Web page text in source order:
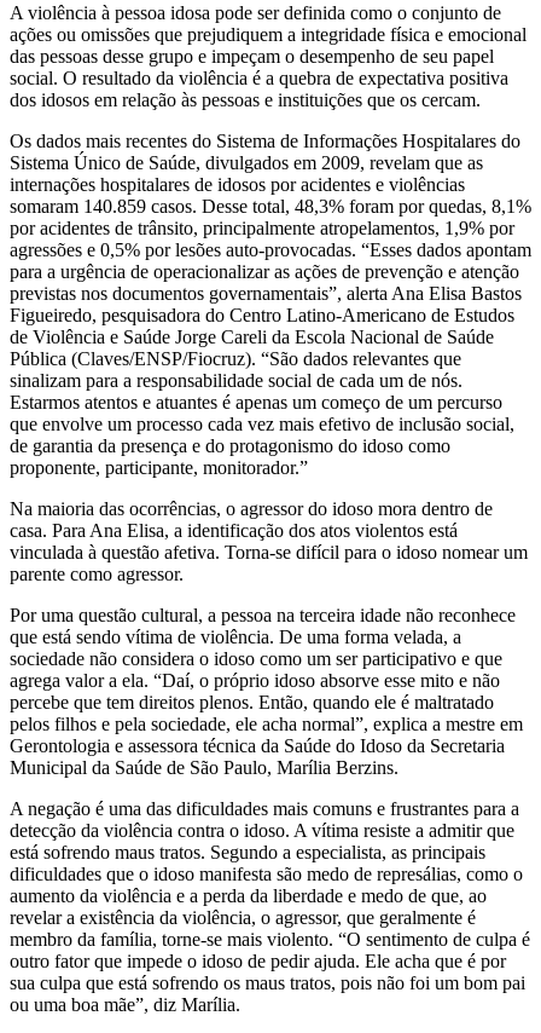
A violência à pessoa idosa pode ser definida como o conjunto de
ações ou omissões que prejudiquem a integridade física e emocional
das pessoas desse grupo e impeçam o desempenho de seu papel
social. O resultado da violência é a quebra de expectativa positiva
dos idosos em relação às pessoas e instituições que os cercam.
Os dados mais recentes do Sistema de Informações Hospitalares do
Sistema Único de Saúde, divulgados em 2009, revelam que as
internações hospitalares de idosos por acidentes e violências
somaram 140.859 casos. Desse total, 48,3% foram por quedas, 8,1%
por acidentes de trânsito, principalmente atropelamentos, 1,9% por
agressões e 0,5% por lesões auto-provocadas. “Esses dados apontam
para a urgência de operacionalizar as ações de prevenção e atenção
previstas nos documentos governamentais”, alerta Ana Elisa Bastos
Figueiredo, pesquisadora do Centro Latino-Americano de Estudos
de Violência e Saúde Jorge Careli da Escola Nacional de Saúde
Pública (Claves/ENSP/Fiocruz). “São dados relevantes que
sinalizam para a responsabilidade social de cada um de nós.
Estarmos atentos e atuantes é apenas um começo de um percurso
que envolve um processo cada vez mais efetivo de inclusão social,
de garantia da presença e do protagonismo do idoso como
proponente, participante, monitorador.”
Na maioria das ocorrências, o agressor do idoso mora dentro de
casa. Para Ana Elisa, a identificação dos atos violentos está
vinculada à questão afetiva. Torna-se difícil para o idoso nomear um
parente como agressor.
Por uma questão cultural, a pessoa na terceira idade não reconhece
que está sendo vítima de violência. De uma forma velada, a
sociedade não considera o idoso como um ser participativo e que
agrega valor a ela. “Daí, o próprio idoso absorve esse mito e não
percebe que tem direitos plenos. Então, quando ele é maltratado
pelos filhos e pela sociedade, ele acha normal”, explica a mestre em
Gerontologia e assessora técnica da Saúde do Idoso da Secretaria
Municipal da Saúde de São Paulo, Marília Berzins.
A negação é uma das dificuldades mais comuns e frustrantes para a
detecção da violência contra o idoso. A vítima resiste a admitir que
está sofrendo maus tratos. Segundo a especialista, as principais
dificuldades que o idoso manifesta são medo de represálias, como o
aumento da violência e a perda da liberdade e medo de que, ao
revelar a existência da violência, o agressor, que geralmente é
membro da família, torne-se mais violento. “O sentimento de culpa é
outro fator que impede o idoso de pedir ajuda. Ele acha que é por
sua culpa que está sofrendo os maus tratos, pois não foi um bom pai
ou uma boa mãe”, diz Marília.